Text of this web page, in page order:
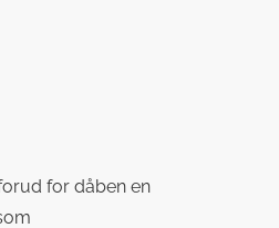
for dåben en